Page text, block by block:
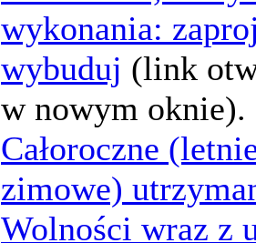
wykonania:
wybuduj (link
w nowym oknie).
Całoroczne
zimowe)
Wolności wraz z